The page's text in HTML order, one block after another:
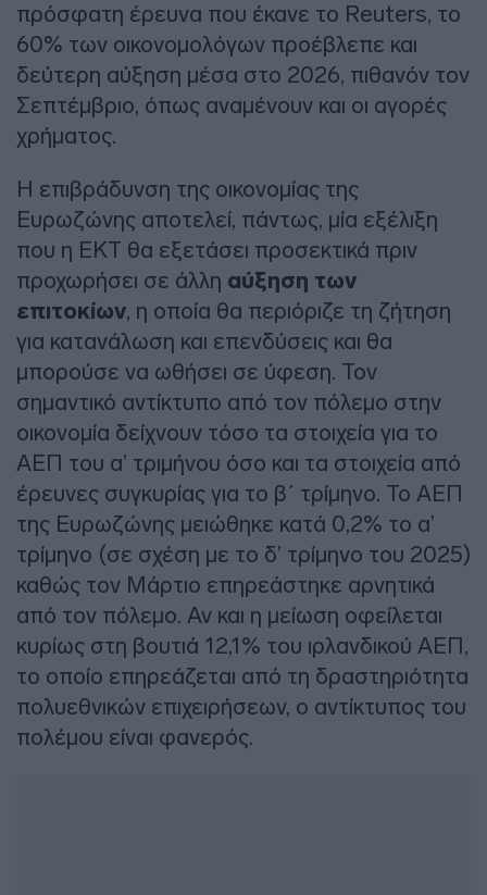
πρόσφατη έρευνα που έκανε το Reuters, το
60% των οικονομολόγων προέβλεπε και
δεύτερη αύξηση μέσα στο 2026, πιθανόν τον
Σεπτέμβριο, όπως αναμένουν και οι αγορές
χρήματος.
Η επιβράδυνση της οικονομίας της
Ευρωζώνης αποτελεί, πάντως, μία εξέλιξη
που η ΕΚΤ θα εξετάσει προσεκτικά πριν
προχωρήσει σε άλλη αύξηση των
επιτοκίων, η οποία θα περιόριζε τη ζήτηση
για κατανάλωση και επενδύσεις και θα
μπορούσε να ωθήσει σε ύφεση. Τον
σημαντικό αντίκτυπο από τον πόλεμο στην
οικονομία δείχνουν τόσο τα στοιχεία για το
ΑΕΠ του α’ τριμήνου όσο και τα στοιχεία από
έρευνες συγκυρίας για το β΄ τρίμηνο. Το ΑΕΠ
της Ευρωζώνης μειώθηκε κατά 0,2% το α’
τρίμηνο (σε σχέση με το δ’ τρίμηνο του 2025)
καθώς τον Μάρτιο επηρεάστηκε αρνητικά
από τον πόλεμο. Αν και η μείωση οφείλεται
κυρίως στη βουτιά 12,1% του ιρλανδικού ΑΕΠ,
το οποίο επηρεάζεται από τη δραστηριότητα
πολυεθνικών επιχειρήσεων, ο αντίκτυπος του
πολέμου είναι φανερός.